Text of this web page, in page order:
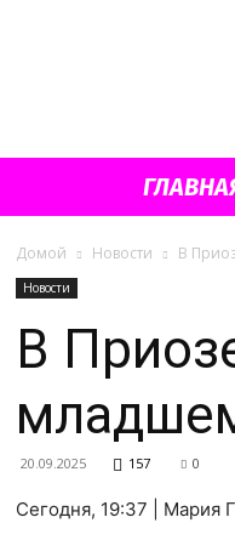
Домой Новости В
Новости
В
20.09.2025 157 0
Сегодня, 19:37 | Мария